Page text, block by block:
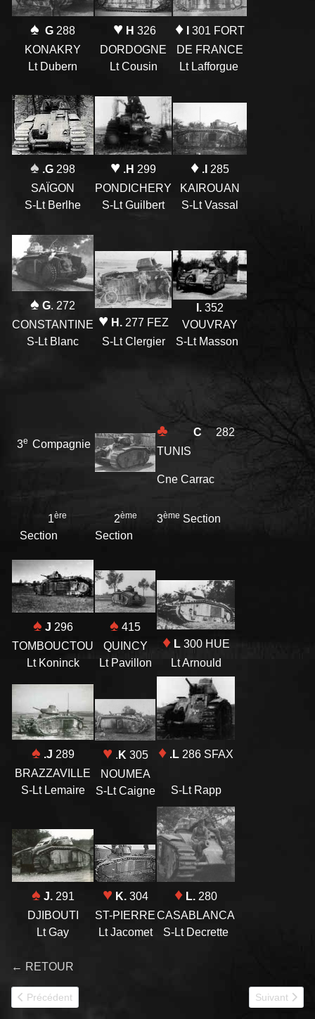
♠ G 288
KONAKRY
Lt Dubern
♥ H 326
DORDOGNE
Lt Cousin
♦
301 FORT
DE FRANCE
Lt Lafforgue
♠ .G 298
SAÏGON
S-Lt Berlhe
♥ .H 299
PONDICHERY
S-Lt Guilbert
♦ .I 285
KAIROUAN
S-Lt Vassal
♠ G. 272
CONSTANTINE
S-Lt Blanc
♥ H.277 FEZ
S-Lt Clergier
I. 352
VOUVRAY
S-Lt Masson
3e Compagnie
♣ C 282
TUNIS
Cne Carrac
1ère
Section
2ème
Section
3ème Section
♠ J 296
TOMBOUCTOU
Lt Koninck
♠ 415
QUINCY
Lt Pavillon
♦ L300 HUE
Lt Arnould
♠ .J 289
BRAZZAVILLE
S-Lt Lemaire
♥ . K 305
NOUMEA
S-Lt Caigne
♦ .L 286 SFAX
S-Lt Rapp
♠ J.291
DJIBOUTI
Lt Gay
♥ K.304
ST-PIERRE
Lt Jacomet
♦ L. 280
CASABLANCA
S-Lt Decrette
← RETOUR
Article précédent : 28e BCCr
Précédent Article
Suivant